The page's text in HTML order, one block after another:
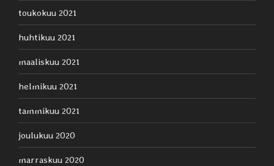
toukokuu 2021
huhtikuu 2021
maaliskuu 2021
helmikuu 2021
tammikuu 2021
joulukuu 2020
marraskuu 2020